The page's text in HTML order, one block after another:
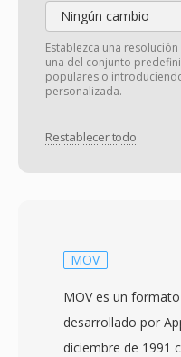
Ningún cambio
Establezca una
una del conjunto
populares o
personalizada.
Restablecer todo
MOV
MOV es un
desarrollado por
diciembre de 1991